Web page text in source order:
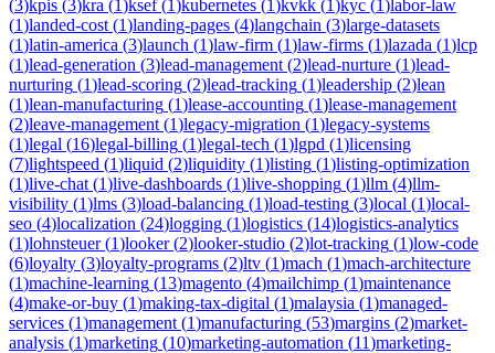
(3)kpis (3)kra (1)ksef(1)kubernetes (1)kvkk (1)kyc (1)labor-law
(1)landed-cost (1)landing-pages (4)langchain (3)large-datasets
(1)latin-america (3)launch (1)law-firm (1)law-firms (1)lazada (1)lcp
(1)lead-generation (3)lead-management (2)lead-nurture (1)lead-
nurturing (1)lead-scoring (2)lead-tracking (1)leadership (2)lean
(1)lean-manufacturing (1)lease-accounting (1)lease-management
(2)leave-management (1)legacy-migration (1)legacy-systems
(1)legal (16)legal-billing (1)legal-tech (1)lgpd (1)licensing
(7)lightspeed (1)liquid (2)liquidity (1)listing (1)listing-optimization
(1)live-chat (1)live-dashboards (1)live-shopping (1)llm (4)llm-
visibility (1)lms (3)load-balancing (1)load-testing (3)local (1)local-
seo (4)localization (24)logging (1)logistics (14)logistics-analytics
(1)lohnsteuer(1)looker(2)looker-studio (2)lot-tracking (1)low-code
(6)loyalty (3)loyalty-programs (2)ltv (1)mach (1)mach-architecture
(1)machine-learning (13)magento (4)mailchimp (1)maintenance
(4)make-or-buy (1)making-tax-digital (1)malaysia (1)managed-
services (1)management (1)manufacturing (53)margins (2)market-
analysis (1)marketing (10)marketing-automation (11)marketing-